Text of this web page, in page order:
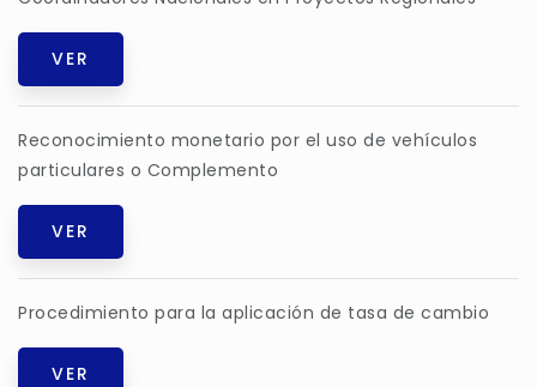
VER
Reconocimiento monetario por el uso de vehículos
particulares o Complemento
VER
Procedimiento para la aplicación de tasa de cambio
VER